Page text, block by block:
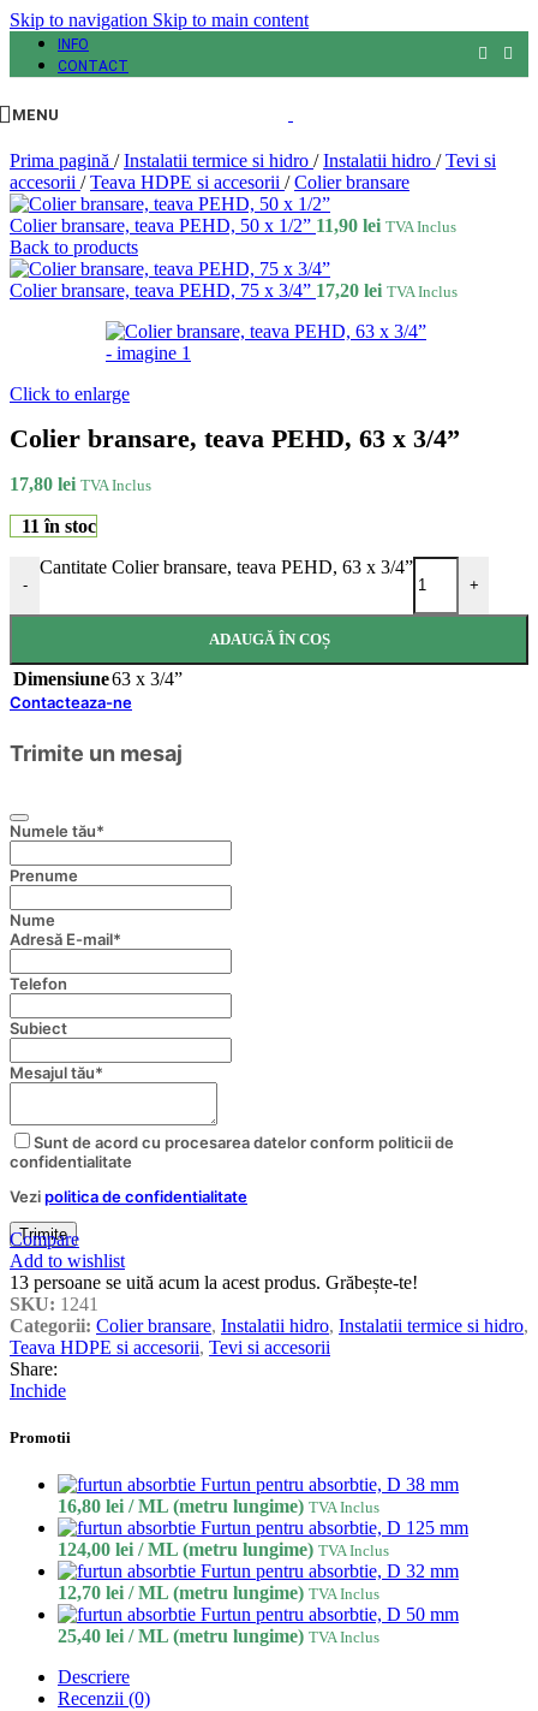
Skip to navigation Skip to main content
INFO
CONTACT
MENU
Prima pagină / Instalatii termice si hidro / Instalatii hidro / Tevi si
accesorii / Teava HDPE si accesorii / Colier bransare
Colier bransare, teava PEHD, 50 x 1/2” 11,90 lei TVA Inclus
Back to products
Colier bransare, teava PEHD, 75 x 3/4” 17,20 lei TVA Inclus
Click to enlarge
Colier bransare, teava PEHD, 63 x 3/4”
17,80 lei TVA Inclus
11 în stoc
-
Cantitate Colier bransare, teava PEHD, 63 x 3/4”
+
ADAUGĂ ÎN COȘ
Dimensiune63 x 3/4”
Contacteaza-ne
Trimite un mesaj
Numele tău*
Prenume
Nume
Adresă E-mail*
Telefon
Subiect
Mesajul tău*
Company
Name*
Sunt de acord cu procesarea datelor conform politicii de
confidentialitate
Vezipolitica de confidentialitate
Trimite
Compare
Add to wishlist
13 persoane se uită acum la acest produs. Grăbește-te!
SKU: 1241
Categorii: Colier bransare, Instalatii hidro, Instalatii termice si hidro,
Teava HDPE si accesorii, Tevi si accesorii
Share:
Inchide
Promotii
Furtun pentru absorbtie, D 38 mm
16,80 lei / ML (metru lungime) TVA Inclus
Furtun pentru absorbtie, D 125 mm
124,00 lei / ML (metru lungime) TVA Inclus
Furtun pentru absorbtie, D 32 mm
12,70 lei / ML (metru lungime) TVA Inclus
Furtun pentru absorbtie, D 50 mm
25,40 lei / ML (metru lungime) TVA Inclus
Descriere
Recenzii (0)